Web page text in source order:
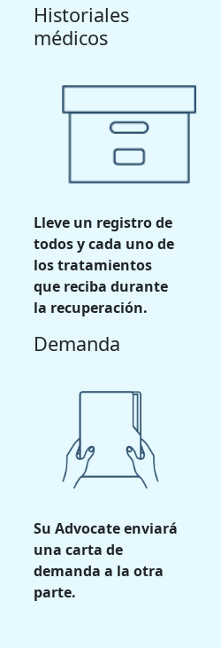
Historiales
médicos
Lleve un registro de
todos y cada uno de
los tratamientos
que reciba durante
la recuperación.
Demanda
Su Advocate enviará
una carta de
demanda a la otra
parte.